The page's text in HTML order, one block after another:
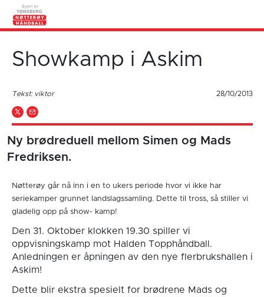
Showkamp i Askim
Tekst: viktor 28/10/2013
Ny brødreduell mellom Simen og Mads
Fredriksen.
Nøtterøy går nå inn i en to ukers periode hvor vi ikke har
seriekamper grunnet landslagssamling. Dette til tross, så stiller vi
gladelig opp på show- kamp!
Den 31. Oktober klokken 19.30 spiller vi
oppvisningskamp mot Halden Topphåndball.
Anledningen er åpningen av den nye flerbrukshallen i
Askim!
Dette blir ekstra spesielt for brødrene Mads og